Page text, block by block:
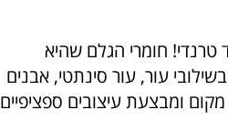
טרנדי! חומרי הגלם שהיא
עור, עור סינתטי, אבנים
ומבצעת עיצובים ספציפיים